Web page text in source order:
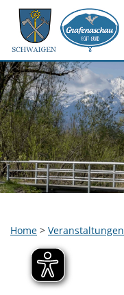
Home > Veranstaltungen